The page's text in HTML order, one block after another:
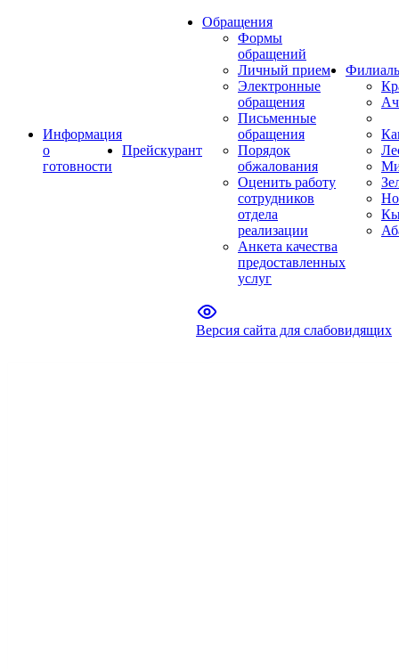
Информация
о
готовности
Прейскурант
Обращения
Формы
обращений
Личный прием
Электронные
обращения
Письменные
обращения
Порядок
обжалования
Оценить работу
сотрудников
отдела
реализации
Анкета качества
предоставленных
услуг
Версия сайта для слабовидящих